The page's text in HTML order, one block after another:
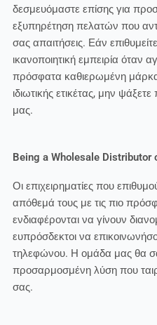
δεσμευόμαστε επίσης για
εξυπηρέτηση πελατών που
σας απαιτήσεις. Εάν
ικανοποιητική εμπειρία όταν
πρόσφατα καθιερωμένη
ιδιωτικής ετικέτας, μην
μας.
Being a Wholesale Distributor
Οι επιχειρηματίες που
απόθεμά τους με τις πιο
ενδιαφέρονται να γίνουν
ευπρόσδεκτοι να
τηλεφώνου. Η ομάδα μας θα
προσαρμοσμένη λύση που
σας.